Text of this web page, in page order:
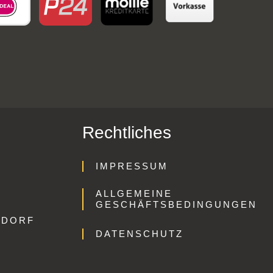
Rechtliches
IMPRESSUM
ALLGEMEINE
GESCHÄFTSBEDINGUNGEN
DATENSCHUTZ